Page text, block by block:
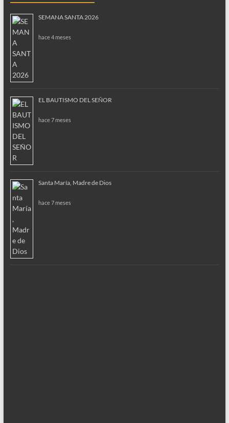
SEMANA SANTA 2026
hace 4 meses
EL BAUTISMO DEL SEÑOR
hace 7 meses
Santa María, Madre de Dios
hace 7 meses